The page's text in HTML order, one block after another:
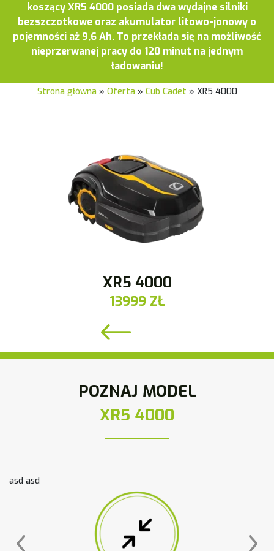
koszący XR5 4000 posiada dwa wydajne silniki
bezszczotkowe oraz akumulator litowo-jonowy o
pojemności aż 9,6 Ah. To przekłada się na możliwość
nieprzerwanej pracy do 120 minut na jednym
ładowaniu!
Strona główna» Oferta» Cub Cadet » XR5 4000
XR5 4000
13999 ZŁ
POZNAJ MODEL
XR5 4000
asd asd